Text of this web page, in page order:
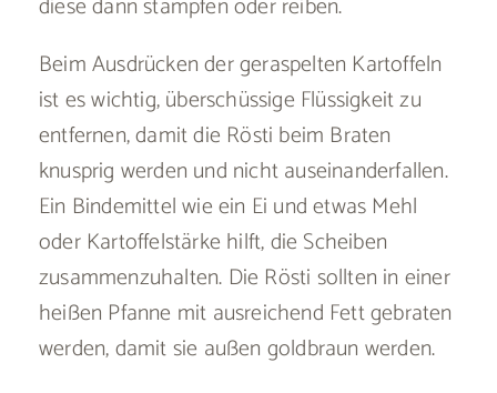
diese dann stampfen oder reiben.
Beim Ausdrücken der geraspelten Kartoffeln
ist es wichtig, überschüssige Flüssigkeit zu
entfernen, damit die Rösti beim Braten
knusprig werden und nicht auseinanderfallen.
Ein Bindemittel wie ein Ei und etwas Mehl
oder Kartoffelstärke hilft, die Scheiben
zusammenzuhalten. Die Rösti sollten in einer
heißen Pfanne mit ausreichend Fett gebraten
werden, damit sie außen goldbraun werden.